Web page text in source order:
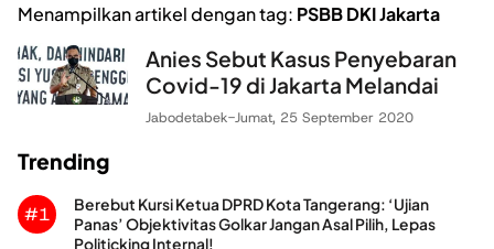
Menampilkan artikel dengan tag: PSBB DKI Jakarta
Anies Sebut Kasus Penyebaran
Covid-19 di Jakarta Melandai
Jabodetabek-Jumat, 25 September 2020
Trending
#1
Berebut Kursi Ketua DPRD Kota Tangerang: ‘Ujian
Panas’ Objektivitas Golkar Jangan Asal Pilih, Lepas
Politicking Internal!